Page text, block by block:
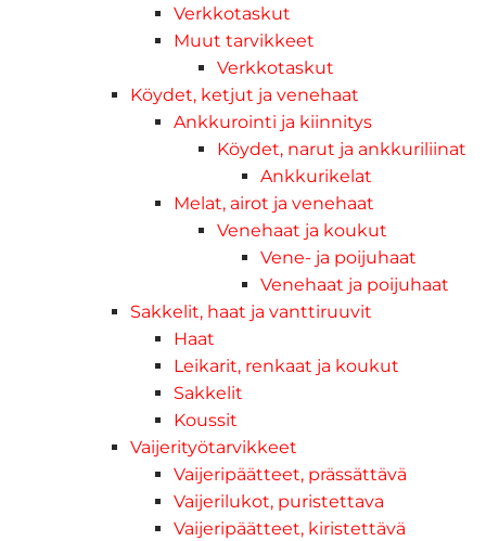
Verkkotaskut
Muut tarvikkeet
Verkkotaskut
Köydet, ketjut ja venehaat
Ankkurointi ja kiinnitys
Köydet, narut ja ankkuriliinat
Ankkurikelat
Melat, airot ja venehaat
Venehaat ja koukut
Vene- ja poijuhaat
Venehaat ja poijuhaat
Sakkelit, haat ja vanttiruuvit
Haat
Leikarit, renkaat ja koukut
Sakkelit
Koussit
Vaijerityötarvikkeet
Vaijeripäätteet, prässättävä
Vaijerilukot, puristettava
Vaijeripäätteet, kiristettävä